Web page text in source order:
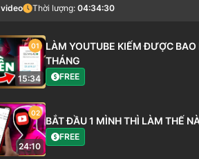
video Thời lượng: 04:34:30
01
15:34
LÀM YOUTUBE KIẾM ĐƯỢC BAO
THÁNG
FREE
02
24:10
BẮT ĐẦU 1 MÌNH THÌ LÀM THẾ
FREE